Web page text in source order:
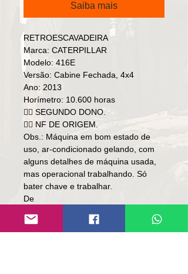
Saiba mais
RETROESCAVADEIRA
Marca: CATERPILLAR
Modelo: 416E
Versão: Cabine Fechada, 4x4
Ano: 2013
Horímetro: 10.600 horas
👉🏻 SEGUNDO DONO.
👉🏻 NF DE ORIGEM.
Obs.: Máquina em bom estado de
uso, ar-condicionado gelando, com
alguns detalhes de máquina usada,
mas operacional trabalhando. Só
bater chave e trabalhar.
De
Por